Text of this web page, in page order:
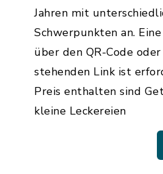
Jahren mit
Schwerpunkten an.
über den QR-Code
stehenden Link ist
Preis enthalten sind
kleine Leckereien